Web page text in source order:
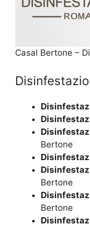
Casal Bertone –
Bertone
Bertone
Bertone